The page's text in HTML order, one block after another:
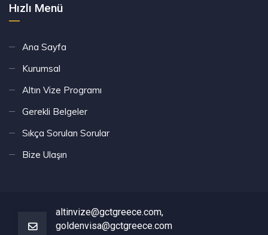
Hızlı Menü
Ana Sayfa
Kurumsal
Altın Vize Programı
Gerekli Belgeler
Sıkça Sorulan Sorular
Bize Ulaşın
altinvize@gctgreece.com,
goldenvisa@gctgreece.com